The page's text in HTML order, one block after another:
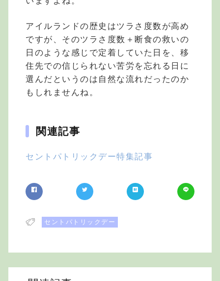
アイルランドの歴史はツラさ度数が高め
ですが、そのツラさ度数＋断食の救いの
日のような感じで定着していた日を、移
住先での信じられない苦労を忘れる日に
選んだというのは自然な流れだったのか
もしれませんね。
関連記事
セントパトリックデー特集記事
セントパトリックデー